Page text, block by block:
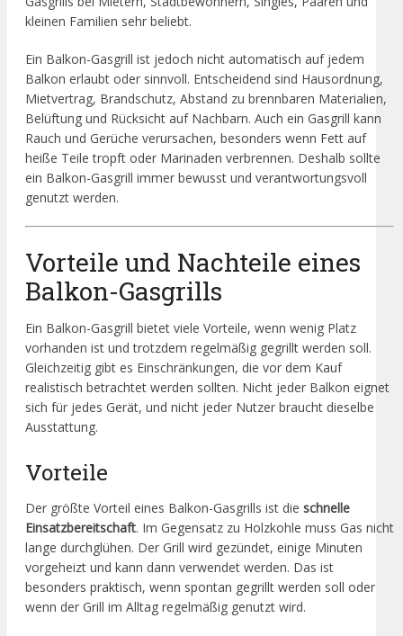
kleinen Familien sehr beliebt.
Ein Balkon-Gasgrill ist jedoch nicht automatisch auf jedem
Balkon erlaubt oder sinnvoll. Entscheidend sind Hausordnung,
Mietvertrag, Brandschutz, Abstand zu brennbaren Materialien,
Belüftung und Rücksicht auf Nachbarn. Auch ein Gasgrill kann
Rauch und Gerüche verursachen, besonders wenn Fett auf
heiße Teile tropft oder Marinaden verbrennen. Deshalb sollte
ein Balkon-Gasgrill immer bewusst und verantwortungsvoll
genutzt werden.
Vorteile und Nachteile eines
Balkon-Gasgrills
Ein Balkon-Gasgrill bietet viele Vorteile, wenn wenig Platz
vorhanden ist und trotzdem regelmäßig gegrillt werden soll.
Gleichzeitig gibt es Einschränkungen, die vor dem Kauf
realistisch betrachtet werden sollten. Nicht jeder Balkon eignet
sich für jedes Gerät, und nicht jeder Nutzer braucht dieselbe
Ausstattung.
Vorteile
Der größte Vorteil eines Balkon-Gasgrills ist die schnelle
Einsatzbereitschaft. Im Gegensatz zu Holzkohle muss Gas nicht
lange durchglühen. Der Grill wird gezündet, einige Minuten
vorgeheizt und kann dann verwendet werden. Das ist
besonders praktisch, wenn spontan gegrillt werden soll oder
wenn der Grill im Alltag regelmäßig genutzt wird.